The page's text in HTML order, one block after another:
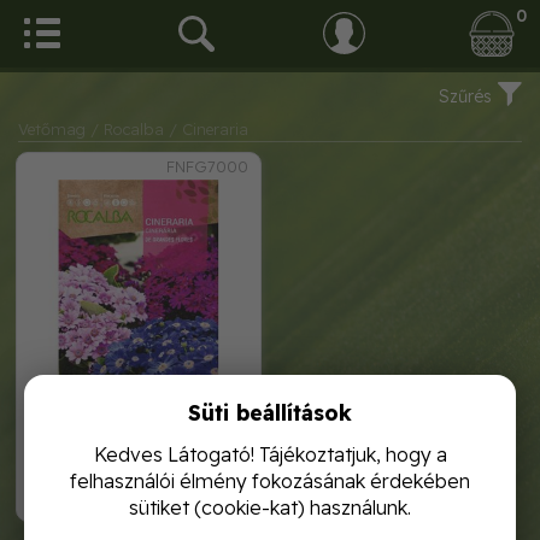
0
Szűrés
Vetőmag / Rocalba
/ Cineraria
FNFG7000
1 120,-
cineraria 0, 05g rocalba
Süti beállítások
Kedves Látogató! Tájékoztatjuk, hogy a
felhasználói élmény fokozásának érdekében
sütiket (cookie-kat) használunk.